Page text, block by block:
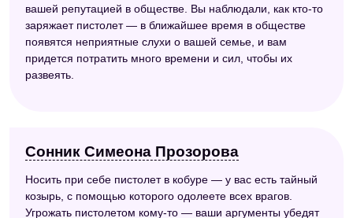
вашей репутацией в обществе. Вы наблюдали, как кто-то
заряжает пистолет — в ближайшее время в обществе
появятся неприятные слухи о вашей семье, и вам
придется потратить много времени и сил, чтобы их
развеять.
Сонник Симеона Прозорова
Носить при себе пистолет в кобуре — у вас есть тайный
козырь, с помощью которого одолеете всех врагов.
Угрожать пистолетом кому-то — ваши аргументы убедят